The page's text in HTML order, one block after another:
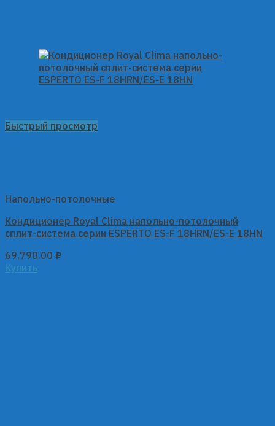
Быстрый просмотр
Напольно-потолочные
Кондиционер Royal Clima напольно-потолочный
сплит-система серии ESPERTO ES-F 18HRN/ES-E 18HN
69,790.00 ₽
Купить